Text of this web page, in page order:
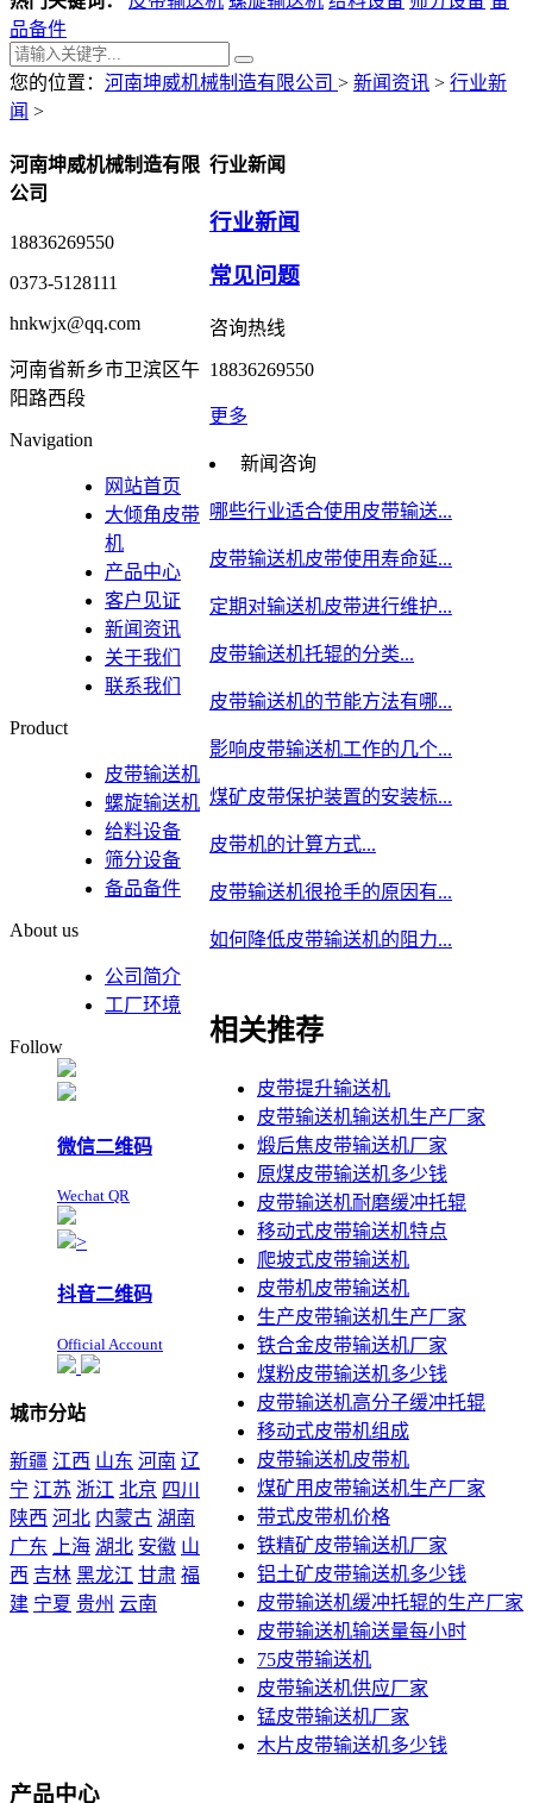
品备件
您的位置： 河南坤威机械制造有限公司 > 新闻资讯 > 行业新
闻 >
行业新闻
行业新闻
常见问题
咨询热线
18836269550
更多
新闻咨询
哪些行业适合使用皮带输送...
皮带输送机皮带使用寿命延...
定期对输送机皮带进行维护...
皮带输送机托辊的分类...
皮带输送机的节能方法有哪...
影响皮带输送机工作的几个...
煤矿皮带保护装置的安装标...
皮带机的计算方式...
皮带输送机很抢手的原因有...
如何降低皮带输送机的阻力...
相关推荐
皮带提升输送机
皮带输送机输送机生产厂家
煅后焦皮带输送机厂家
原煤皮带输送机多少钱
皮带输送机耐磨缓冲托辊
移动式皮带输送机特点
爬坡式皮带输送机
皮带机皮带输送机
生产皮带输送机生产厂家
铁合金皮带输送机厂家
煤粉皮带输送机多少钱
皮带输送机高分子缓冲托辊
移动式皮带机组成
皮带输送机皮带机
煤矿用皮带输送机生产厂家
带式皮带机价格
铁精矿皮带输送机厂家
铝土矿皮带输送机多少钱
皮带输送机缓冲托辊的生产厂家
皮带输送机输送量每小时
75皮带输送机
皮带输送机供应厂家
锰皮带输送机厂家
木片皮带输送机多少钱
产品中心
河南坤威机械制造有限
公司
18836269550
0373-5128111
hnkwjx@qq.com
河南省新乡市卫滨区午
阳路西段
Navigation
网站首页
大倾角皮带
机
产品中心
客户见证
新闻资讯
关于我们
联系我们
Product
皮带输送机
螺旋输送机
给料设备
筛分设备
备品备件
About us
公司简介
工厂环境
Follow
微信二维码
Wechat QR
>
抖音二维码
Official Account
城市分站
新疆 江西 山东 河南 辽
宁 江苏 浙江 北京 四川
陕西 河北 内蒙古 湖南
广东
上海 湖北 安徽 山
西 吉林 黑龙江 甘肃 福
建 宁夏 贵州 云南